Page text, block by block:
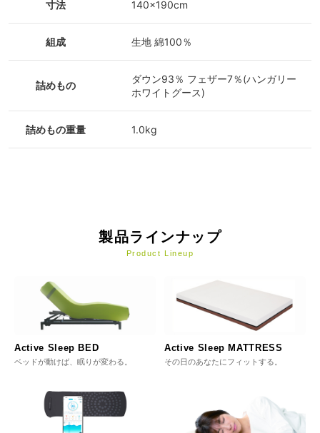
寸法 140×190cm
組成 生地 綿100％
詰めもの
ダウン93％ フェザー7％(ハンガリー
ホワイトグース)
詰めもの重量 1.0kg
製品ラインナップ
Product Lineup
Active Sleep BED
ベッドが動けば、眠りが変わる。
Active Sleep MATTRESS
その日のあなたにフィットする。